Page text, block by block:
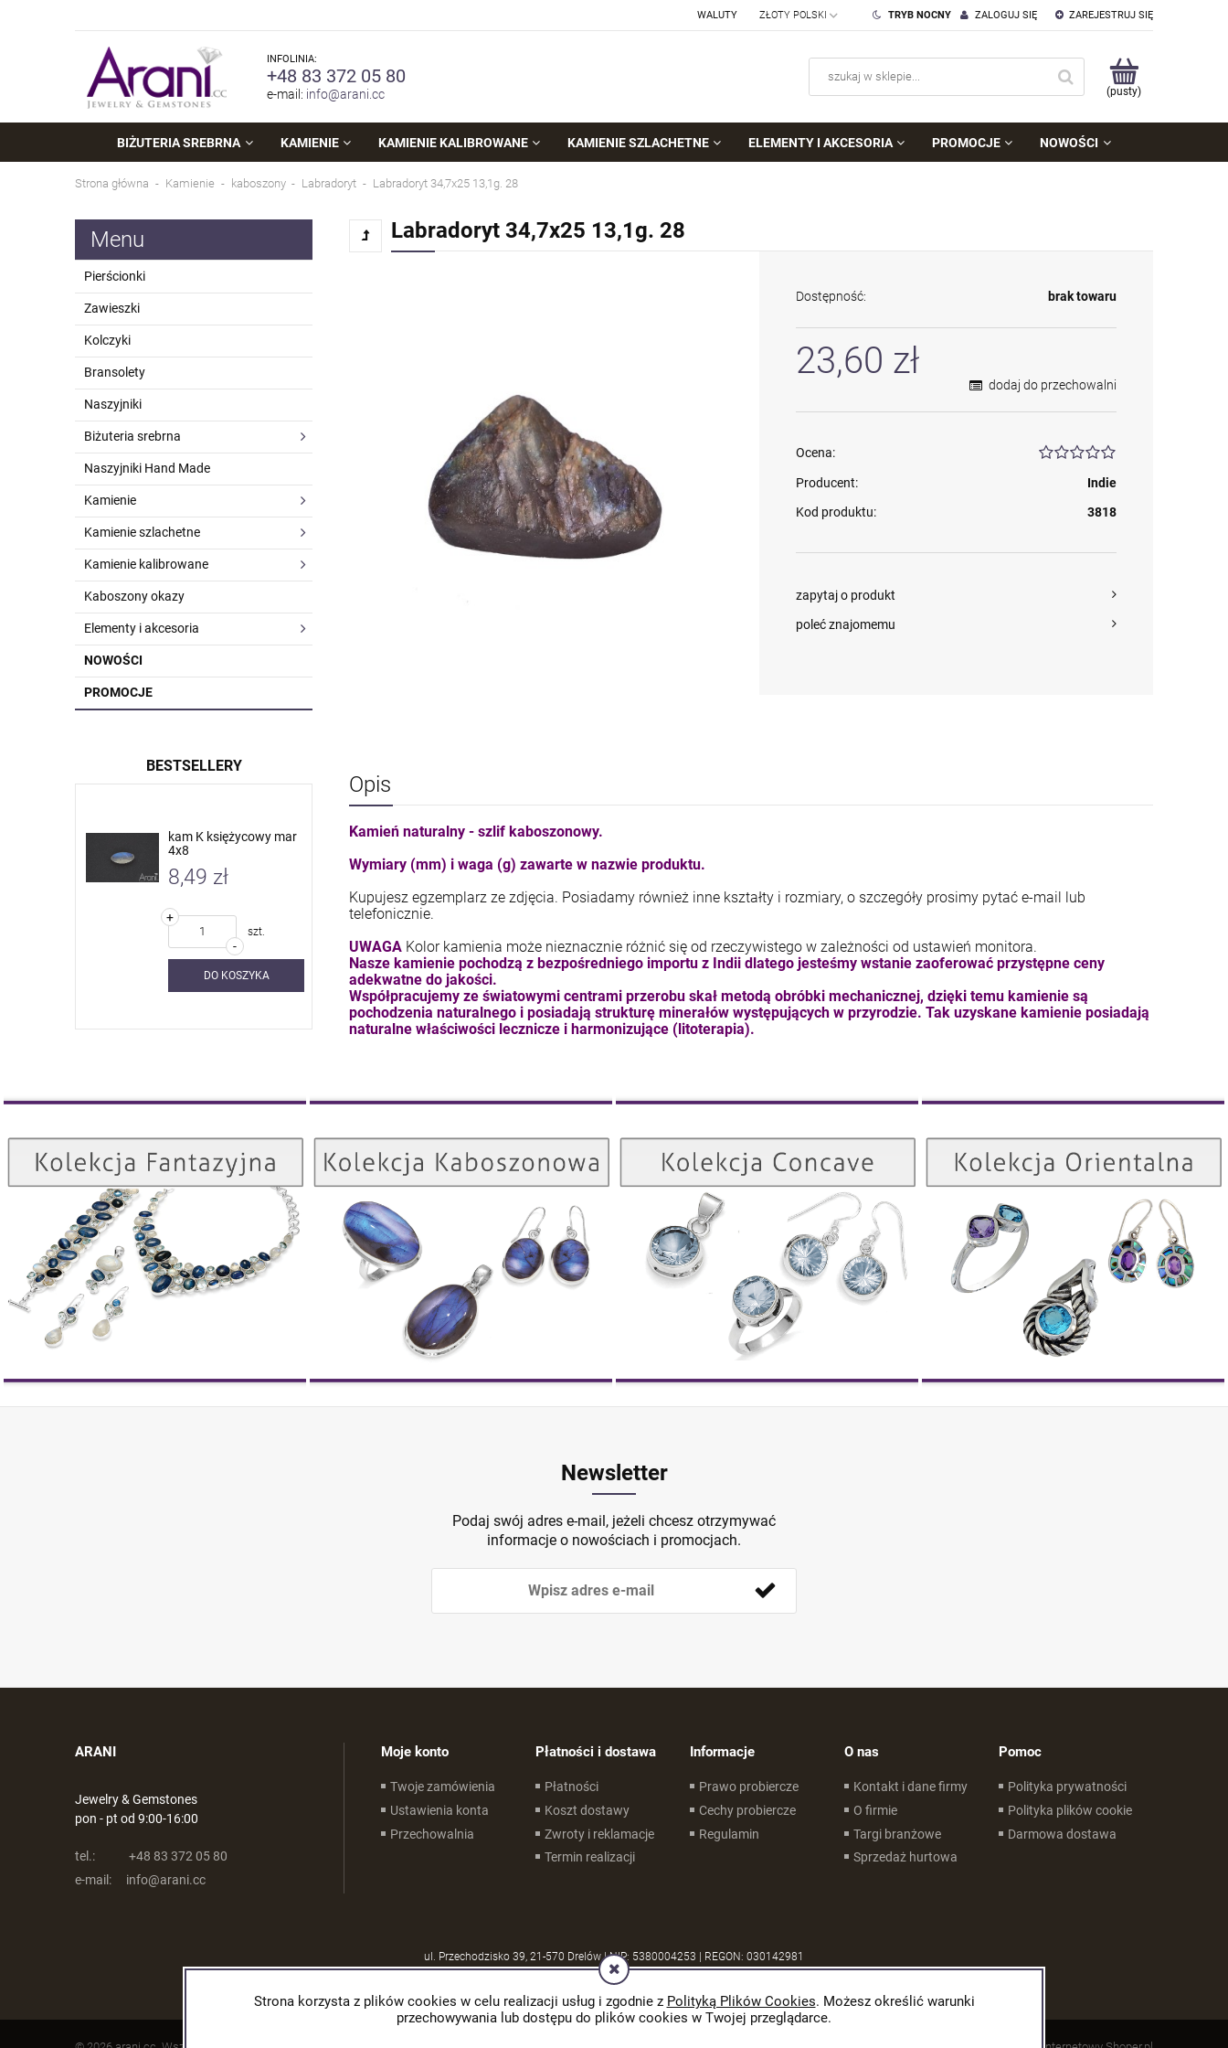
Strona korzysta z plików cookies w celu realizacji usług i zgodnie z Polityką Plików Cookies. Możesz określić warunki
przechowywania lub dostępu do plików cookies w Twojej przeglądarce.
ZAREJESTRUJ SIĘ
ZALOGUJ SIĘ
TRYB NOCNY
WALUTY
INFOLINIA:
+48 83 372 05 80
e-mail: info@arani.cc (pusty)
BIŻUTERIA SREBRNA KAMIENIE KAMIENIE KALIBROWANE KAMIENIE SZLACHETNE ELEMENTY I AKCESORIA PROMOCJE NOWOŚCI
Strona główna Kamienie kaboszony Labradoryt Labradoryt 34,7x25 13,1g. 28
Menu
Pierścionki
Zawieszki
Kolczyki
Bransolety
Naszyjniki
Biżuteria srebrna
Naszyjniki Hand Made
Kamienie
Kamienie szlachetne
Kamienie kalibrowane
Kaboszony okazy
Elementy i akcesoria
NOWOŚCI
PROMOCJE
BESTSELLERY
kam K księżycowy mar
4x8
8,49 zł
-
+
szt.
DO KOSZYKA
kam F granat okr 3
4,71 zł
-
+
DO KOSZYKA
7,11 zł
Labradoryt 34,7x25 13,1g. 28
Dostępność: brak towaru
23,60 zł
dodaj do przechowalni
Ocena:
Producent:
Indie
Kod produktu:
3818
zapytaj o produkt
poleć znajomemu
Opis
Kamień naturalny - szlif kaboszonowy.
Wymiary (mm) i waga (g) zawarte w nazwie produktu.
Kupujesz egzemplarz ze zdjęcia. Posiadamy również inne kształty i rozmiary, o szczegóły prosimy pytać e-mail lub
telefonicznie.
UWAGA Kolor kamienia może nieznacznie różnić się od rzeczywistego w zależności od ustawień monitora.
Nasze kamienie pochodzą z bezpośredniego importu z Indii dlatego jesteśmy wstanie zaoferować przystępne ceny
adekwatne do jakości.
Współpracujemy ze światowymi centrami przerobu skał metodą obróbki mechanicznej, dzięki temu kamienie są
pochodzenia naturalnego i posiadają strukturę minerałów występujących w przyrodzie. Tak uzyskane kamienie posiadają
naturalne właściwości lecznicze i harmonizujące (litoterapia).
Kolekcja Fantazyjna
ZOBACZ
Kolekcja Kaboszonowa
ZOBACZ
Kolekcja Concave
ZOBACZ
Kolekcja Orientalna
ZOBACZ
Newsletter
Podaj swój adres e-mail, jeżeli chcesz otrzymywać
informacje o nowościach i promocjach.
ARANI
Jewelry & Gemstones
pon - pt od 9:00-16:00
tel.:
+48 83 372 05 80
e-mail:
info@arani.cc
Moje konto
Twoje zamówienia
Ustawienia konta
Przechowalnia
Płatności i dostawa
Płatności
Koszt dostawy
Zwroty i reklamacje
Termin realizacji
Informacje
Prawo probiercze
Cechy probiercze
Regulamin
O nas
Kontakt i dane firmy
O firmie
Targi branżowe
Sprzedaż hurtowa
Pomoc
Polityka prywatności
Polityka plików cookie
Darmowa dostawa
ul. Przechodzisko 39, 21-570 Drelów | NIP: 5380004253 | REGON: 030142981